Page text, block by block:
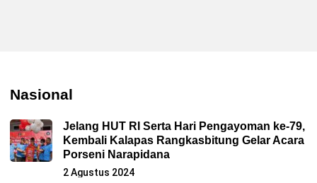
Nasional
Jelang HUT RI Serta Hari Pengayoman ke-79,
Kembali Kalapas Rangkasbitung Gelar Acara
Porseni Narapidana
2 Agustus 2024